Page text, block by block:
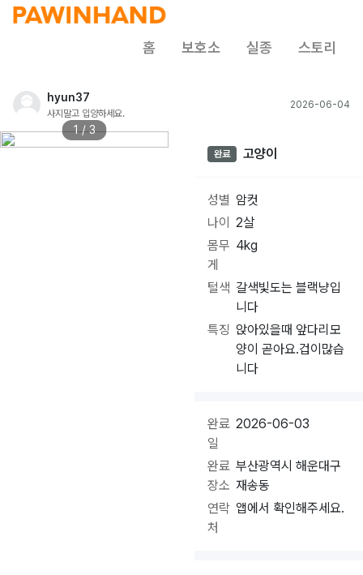
홈 보호소 실종 스토리
hyun37
사지말고 입양하세요.
2026-06-04
1 / 3
완료 고양이
성별 암컷
나이
2살
몸무
게
4kg
털색 갈색빛도는 블랙냥입
니다
특징 앉아있을때 앞다리모
양이 곧아요.겁이많습
니다
완료
일
2026-06-03
완료
장소
부산광역시 해운대구
재송동
연락
처
앱에서 확인해주세요.